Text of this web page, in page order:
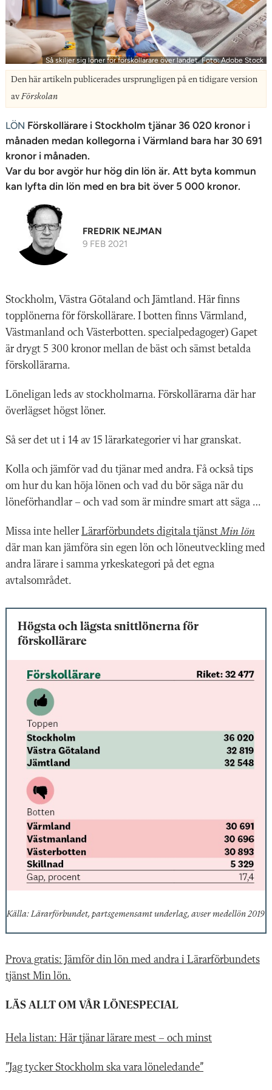
Så skiljer sig löner för förskollärare över landet. Foto: Adobe Stock
Den här artikeln publicerades ursprungligen på en tidigare version
avFörskolan
LÖN Förskollärare i Stockholm tjänar 36 020 kronor i
månaden medan kollegorna i Värmland bara har 30 691
kronor i månaden.
Var du bor avgör hur hög din lön är. Att byta kommun
kan lyfta din lön med en bra bit över 5 000 kronor.
FREDRIK NEJMAN
9 FEB 2021
Stockholm, Västra Götaland och Jämtland. Här finns
topplönerna för förskollärare. I botten finns Värmland,
Västmanland och Västerbotten. specialpedagoger) Gapet
är drygt 5 300 kronor mellan de bäst och sämst betalda
förskollärarna.
Löneligan leds av stockholmarna. Förskollärarna där har
överlägset högst löner.
Så ser det ut i 14 av 15 lärarkategorier vi har granskat.
Kolla och jämför vad du tjänar med andra. Få också tips
om hur du kan höja lönen och vad du bör säga när du
löneförhandlar – och vad som är mindre smart att säga …
Missa inte heller Lärarförbundets digitala tjänst Min lön
där man kan jämföra sin egen lön och löneutveckling med
andra lärare i samma yrkeskategori på det egna
avtalsområdet.
Högsta och lägsta snittlönerna för
förskollärare
Källa: Lärarförbundet, partsgemensamt underlag, avser medellön 2019
Prova gratis: Jämför din lön med andra i Lärarförbundets
tjänst Min lön.
LÄS ALLT OM VÅR LÖNESPECIAL
Hela listan: Här tjänar lärare mest – och minst
”Jag tycker Stockholm ska vara löneledande”